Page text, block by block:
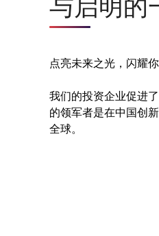
与启明的
点亮未来之光，闪耀你
我们的投资企业促进
的领军者是在中国创
全球。